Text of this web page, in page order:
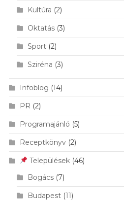
Kultúra (2)
Oktatás(3)
Sport(2)
Sziréna (3)
Infoblog (14)
PR (2)
Programajánló (5)
Receptkönyv(2)
Települések(46)
Bogács(7)
Budapest(11)